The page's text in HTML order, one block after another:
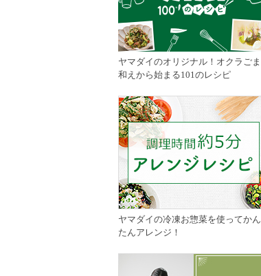
ヤマダイのオリジナル！オクラごま
和えから始まる101のレシピ
ヤマダイの冷凍お惣菜を使ってかん
たんアレンジ！